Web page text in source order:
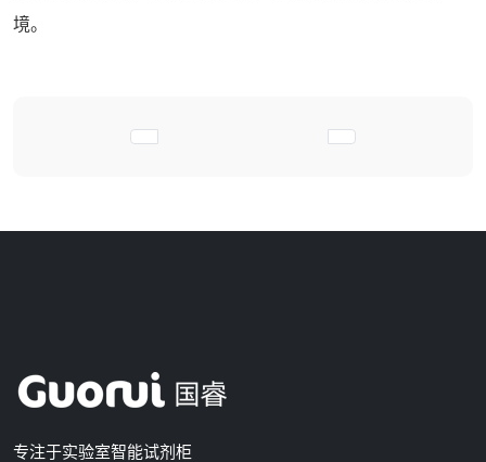
境。
上一篇文章: 智能试剂柜实现危化品全流程
下一篇文章: 国睿
专注于实验室智能试剂柜